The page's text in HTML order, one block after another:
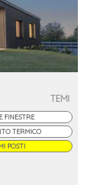
TEMI
FINESTRE
TERMICO
POSTI